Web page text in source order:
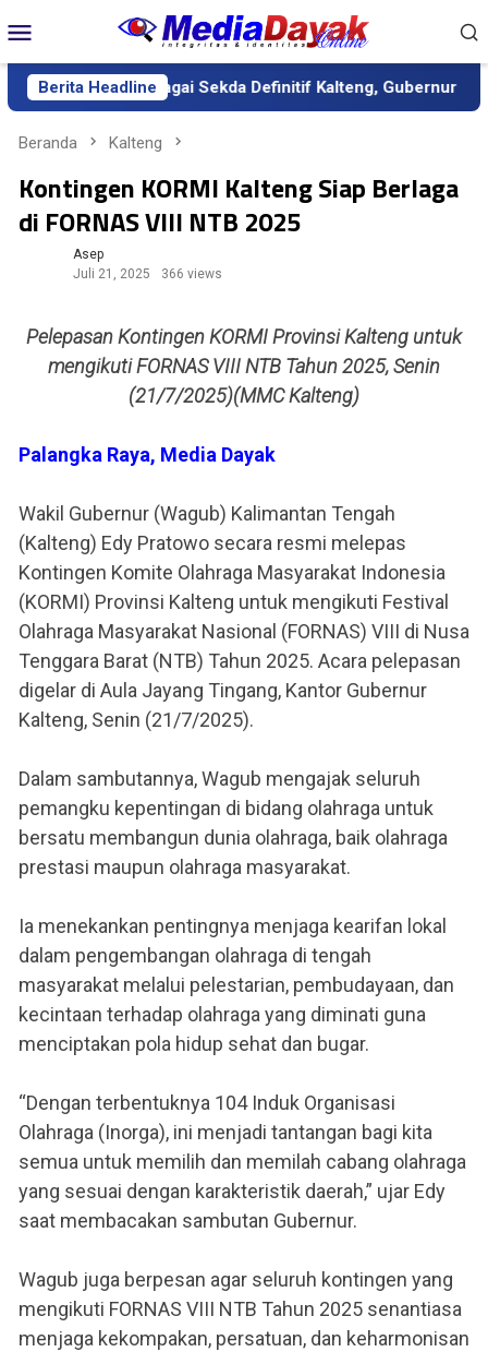
ke
kontenMobile
Berita Headline
Dilantik sebagai Sekda Definitif Kalteng, Gubernur
Beranda Kalteng
Kontingen KORMI Kalteng Siap Berlaga
di FORNAS VIII NTB 2025
Asep
Juli 21, 2025
366 views
Pelepasan Kontingen KORMI Provinsi Kalteng untuk
mengikuti FORNAS VIII NTB Tahun 2025, Senin
(21/7/2025)(MMC Kalteng)
Palangka Raya, Media Dayak
Wakil Gubernur (Wagub) Kalimantan Tengah
(Kalteng) Edy Pratowo secara resmi melepas
Kontingen Komite Olahraga Masyarakat Indonesia
(KORMI) Provinsi Kalteng untuk mengikuti Festival
Olahraga Masyarakat Nasional (FORNAS) VIII di Nusa
Tenggara Barat (NTB) Tahun 2025. Acara pelepasan
digelar di Aula Jayang Tingang, Kantor Gubernur
Kalteng, Senin (21/7/2025).
Dalam sambutannya, Wagub mengajak seluruh
pemangku kepentingan di bidang olahraga untuk
bersatu membangun dunia olahraga, baik olahraga
prestasi maupun olahraga masyarakat.
Ia menekankan pentingnya menjaga kearifan lokal
dalam pengembangan olahraga di tengah
masyarakat melalui pelestarian, pembudayaan, dan
kecintaan terhadap olahraga yang diminati guna
menciptakan pola hidup sehat dan bugar.
“Dengan terbentuknya 104 Induk Organisasi
Olahraga (Inorga), ini menjadi tantangan bagi kita
semua untuk memilih dan memilah cabang olahraga
yang sesuai dengan karakteristik daerah,” ujar Edy
saat membacakan sambutan Gubernur.
Wagub juga berpesan agar seluruh kontingen yang
mengikuti FORNAS VIII NTB Tahun 2025 senantiasa
menjaga kekompakan, persatuan, dan keharmonisan